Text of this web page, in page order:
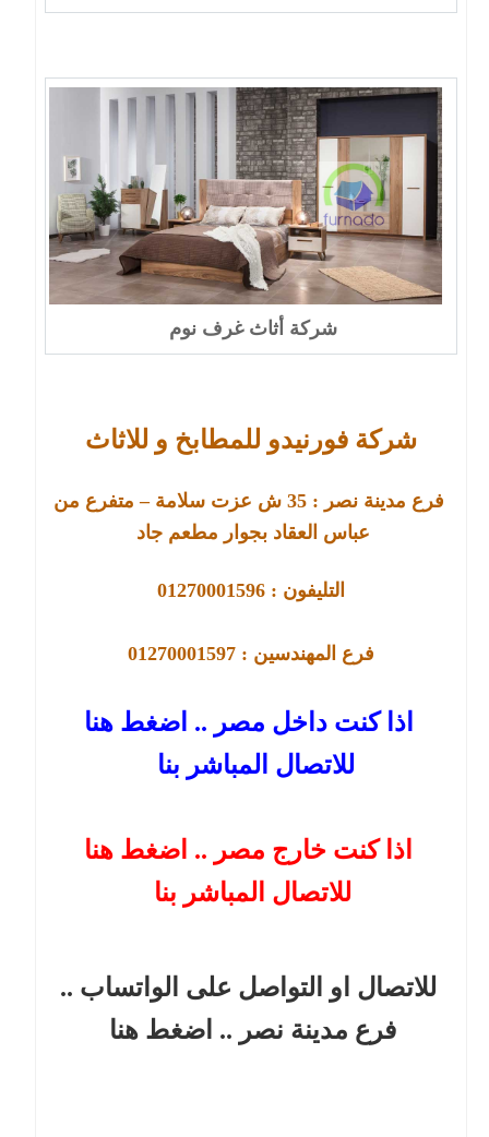
شركة أثاث غرف نوم
شركة فورنيدو للمطابخ و للاثاث
فرع مدينة نصر :35 ش عزت سلامة – متفرع من
عباس العقاد بجوار مطعم جاد
التليفون : 01270001596
فرع المهندسين : 01270001597
اذا كنت داخل مصر .. اضغط هنا
للاتصال المباشر بنا
اذا كنت خارج مصر .. اضغط هنا
للاتصال المباشر بنا
للاتصال او التواصل على الواتساب ..
فرع مدينة نصر .. اضغط هنا